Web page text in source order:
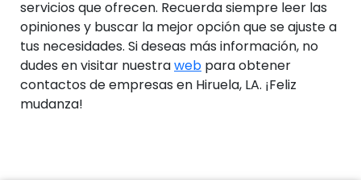
servicios que ofrecen. Recuerda siempre leer las
opiniones y buscar la mejor opción que se ajuste a
tus necesidades. Si deseas más información, no
dudes en visitar nuestraweb para obtener
contactos de empresas en Hiruela, LA. ¡Feliz
mudanza!